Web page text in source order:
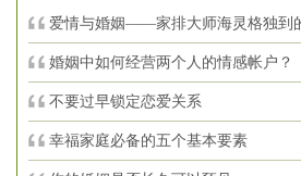
爱情与婚姻——家排大师海灵格独到
婚姻中如何经营两个人的情感帐户？
不要过早锁定恋爱关系
幸福家庭必备的五个基本要素